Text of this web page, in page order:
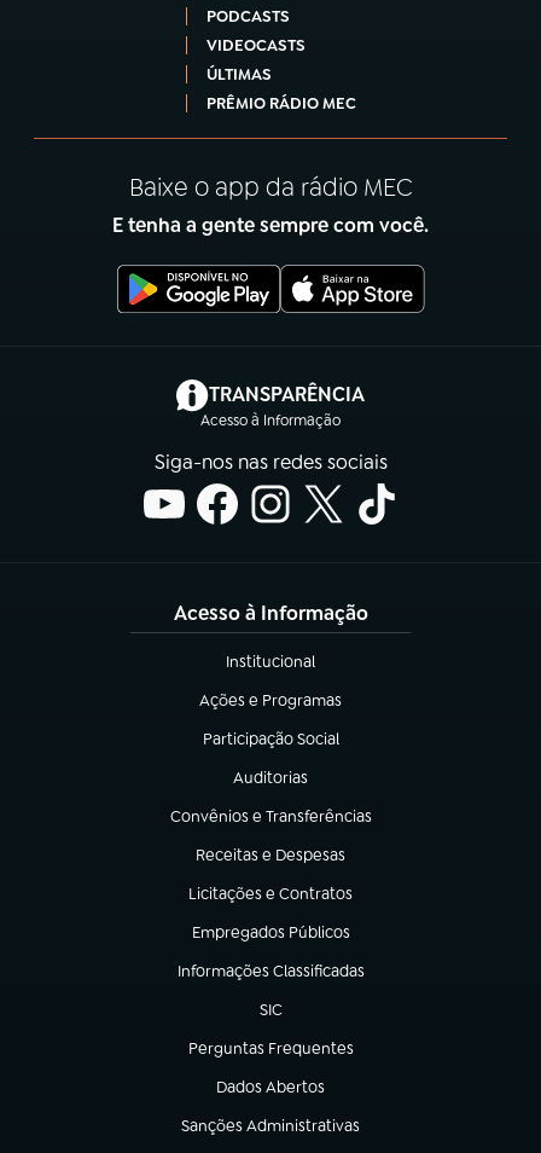
PODCASTS
VIDEOCASTS
ÚLTIMAS
PRÊMIO RÁDIO MEC
Baixe o app da rádio MEC
E tenha a gente sempre com você.
TRANSPARÊNCIA
Acesso à Informação
(abre em nova aba)
Siga-nos nas redes sociais
Acesso à Informação
Institucional
(abre em nova aba)
Ações e Programas
(abre em nova aba)
Participação Social
(abre em nova aba)
Auditorias
(abre em nova aba)
Convênios e Transferências
(abre em nova aba)
Receitas e Despesas
(abre em nova aba)
Licitações e Contratos
(abre em nova aba)
Empregados Públicos
(abre em nova aba)
Informações Classificadas
(abre em nova aba)
SIC
(abre em nova aba)
Perguntas Frequentes
(abre em nova aba)
Dados Abertos
(abre em nova aba)
Sanções Administrativas
(abre em nova aba)